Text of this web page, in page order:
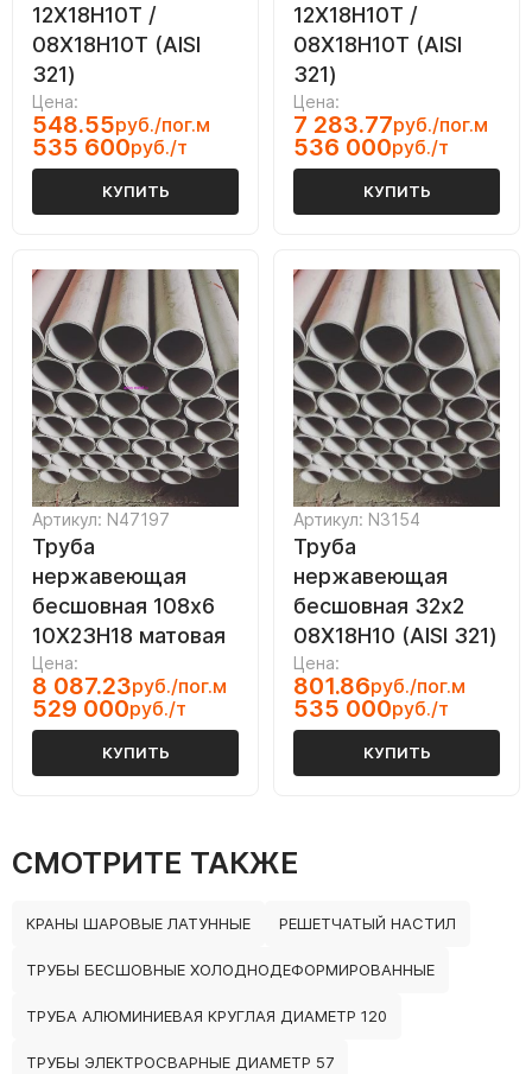
12Х18Н10Т /
08Х18Н10Т (AISI
321)
Цена:
548.55руб./пог.м
535 600руб./т
КУПИТЬ
12Х18Н10Т /
08Х18Н10Т (AISI
321)
Цена:
7 283.77руб./пог.м
536 000руб./т
КУПИТЬ
Артикул: N47197
Труба
нержавеющая
бесшовная 108х6
10Х23Н18 матовая
Цена:
8 087.23руб./пог.м
529 000руб./т
КУПИТЬ
Артикул: N3154
Труба
нержавеющая
бесшовная 32х2
08Х18Н10 (AISI 321)
Цена:
801.86руб./пог.м
535 000руб./т
КУПИТЬ
СМОТРИТЕ ТАКЖЕ
КРАНЫ ШАРОВЫЕ ЛАТУННЫЕ РЕШЕТЧАТЫЙ НАСТИЛ
ТРУБЫ БЕСШОВНЫЕ ХОЛОДНОДЕФОРМИРОВАННЫЕ
ТРУБА АЛЮМИНИЕВАЯ КРУГЛАЯ ДИАМЕТР 120
ТРУБЫ ЭЛЕКТРОСВАРНЫЕ ДИАМЕТР 57